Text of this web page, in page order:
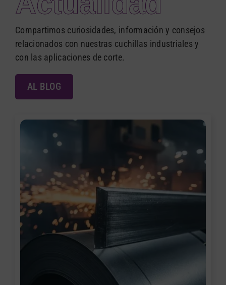
Compartimos curiosidades, información y consejos
relacionados con nuestras cuchillas industriales y
con las aplicaciones de corte.
AL BLOG